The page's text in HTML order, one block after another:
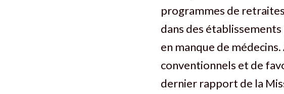
programmes de
dans des
en manque de
conventionnels et de
dernier rapport de la